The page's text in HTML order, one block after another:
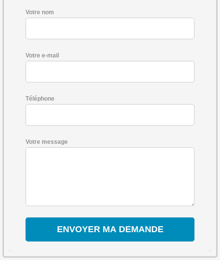
Votre nom
Votre e-mail
Téléphone
Votre message